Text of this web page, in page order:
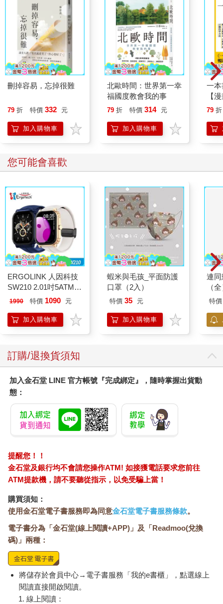
刪掉容易，忘掉很難
79 折 特價 332 元
加入購物車
北歐時間：世界第一幸
福國度教會我的事
79 折 特價 314 元
加入購物車
一
【
行
「
學方
79 折
您可能會喜歡
ERGOLINK 人因科技
SW210 2.01吋5ATM游
泳心率血氧藍牙通話腕
1990 特價 1090 元
加入購物車
蝦米與毛孩_平面防護
口罩（2入）
特價 35 元
加入購物車
連
（
特價
訂購/退換貨須知
加入金石堂 LINE 官方帳號『完成綁定』，隨時掌握出貨動
態：
提醒您！！
金石堂及銀行均不會請您操作ATM! 如接獲電話要求您前往
ATM提款機，請不要聽從指示，以免受騙上當！
購買須知：
使用金石堂電子書服務即為同意金石堂電子書服務條款。
電子書分為「金石堂(線上閱讀+APP)」及「Readmoo(兌換
碼)」兩種：
將儲存於會員中心→電子書服務「我的e書櫃」，點選線上
閱讀直接開啟閱讀。
線上閱讀：